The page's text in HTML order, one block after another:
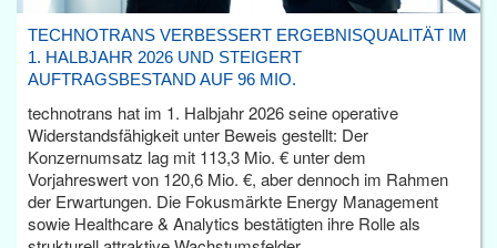
TECHNOTRANS VERBESSERT ERGEBNISQUALITÄT IM
1. HALBJAHR 2026 UND STEIGERT
AUFTRAGSBESTAND AUF 96 MIO.
technotrans hat im 1. Halbjahr 2026 seine operative
Widerstandsfähigkeit unter Beweis gestellt: Der
Konzernumsatz lag mit 113,3 Mio. € unter dem
Vorjahreswert von 120,6 Mio. €, aber dennoch im Rahmen
der Erwartungen. Die Fokusmärkte Energy Management
sowie Healthcare & Analytics bestätigten ihre Rolle als